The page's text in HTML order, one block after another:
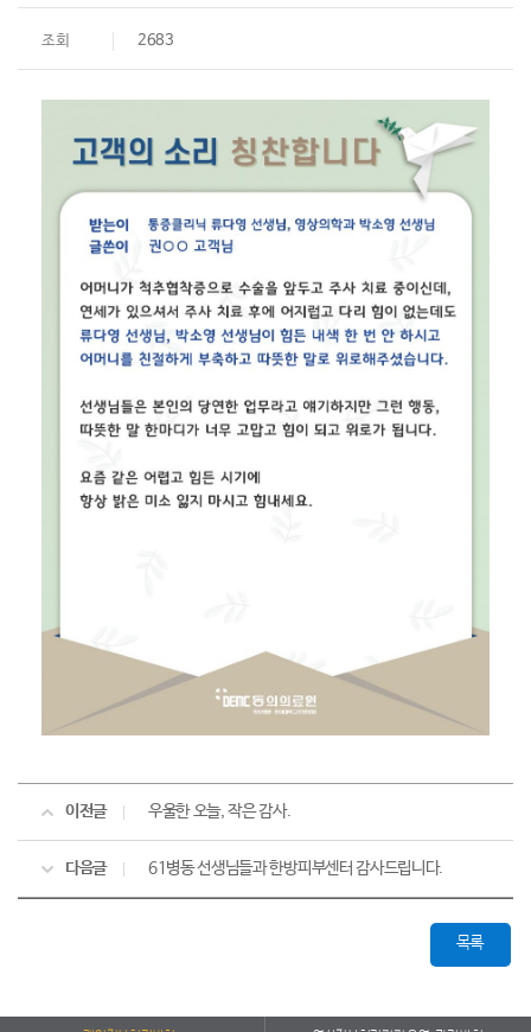
조회 2683
이전글 우울한 오늘, 작은 감사.
다음글 61병동 선생님들과 한방피부센터 감사드립니다.
목록